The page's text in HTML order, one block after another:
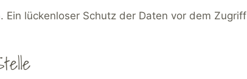
lückenloser Schutz der Daten vor dem Zugriff